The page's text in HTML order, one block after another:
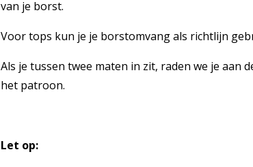
van je borst.
Voor tops kun je je borstomvang als richtlijn
Als je tussen twee maten in zit, raden we je aan
het patroon.
Let op: